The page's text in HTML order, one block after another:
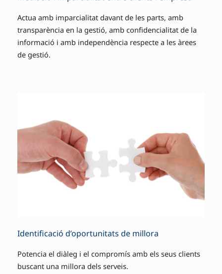
Actua amb imparcialitat davant de les parts, amb
transparència en la gestió, amb confidencialitat de la
informació i amb independència respecte a les àrees
de gestió.
Identificació d’oportunitats de millora
Potencia el diàleg i el compromís amb els seus clients
buscant una millora dels serveis.